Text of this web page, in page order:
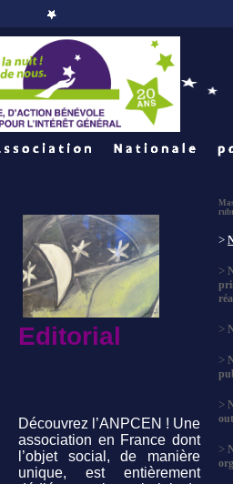
Editorial
Découvrez l’ANPCEN ! Une
association en France dont
l’objet social, de manière
unique, est entièrement
>
>
>
>
>
>